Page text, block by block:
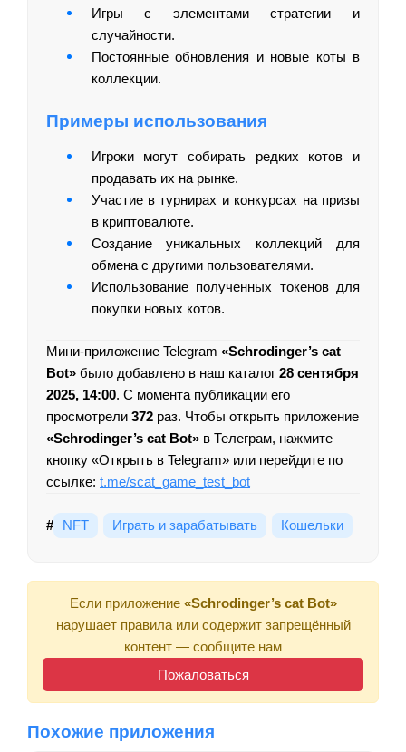
Игры с элементами стратегии и
случайности.
Постоянные обновления и новые коты в
коллекции.
Примеры использования
Игроки могут собирать редких котов и
продавать их на рынке.
Участие в турнирах и конкурсах на призы
в криптовалюте.
Создание уникальных коллекций для
обмена с другими пользователями.
Использование полученных токенов для
покупки новых котов.
Мини-приложение Telegram «Schrodinger’s cat
Bot» было добавлено в наш каталог 28 сентября
2025, 14:00. С момента публикации его
просмотрели 372 раз. Чтобы открыть приложение
«Schrodinger’s cat Bot» в Телеграм, нажмите
кнопку «Открыть в Telegram» или перейдите по
ссылке: t.me/scat_game_test_bot
# NFT Играть и зарабатывать Кошельки
Если приложение «Schrodinger’s cat Bot»
нарушает правила или содержит запрещённый
контент — сообщите нам
Пожаловаться
Похожие приложения